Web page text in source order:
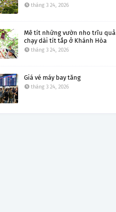
tháng 3 24, 2026
Mê tít những vườn nho trĩu quả
chạy dài tít tắp ở Khánh Hòa
tháng 3 24, 2026
Giá vé máy bay tăng
tháng 3 24, 2026